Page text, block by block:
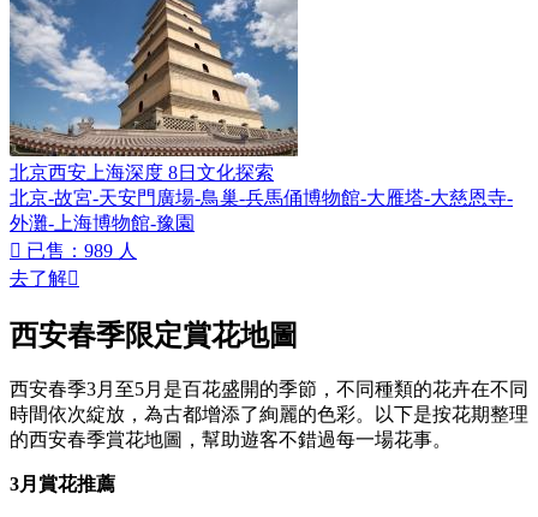
北京西安上海深度 8日文化探索
北京-故宮-天安門廣場-鳥巢-兵馬俑博物館-大雁塔-大慈恩寺-
外灘-上海博物館-豫園
 已售：989 人
去了解
西安春季限定賞花地圖
西安春季3月至5月是百花盛開的季節，不同種類的花卉在不同
時間依次綻放，為古都增添了絢麗的色彩。以下是按花期整理
的西安春季賞花地圖，幫助遊客不錯過每一場花事。
3月賞花推薦